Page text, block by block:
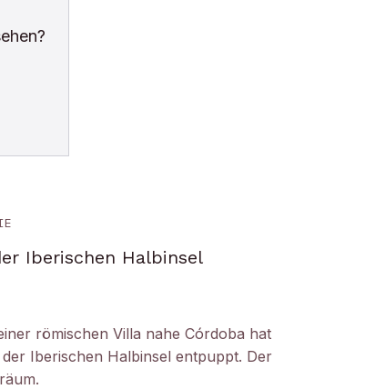
Iberischen Halbinsel
römischen Villa nahe Córdoba hat
Iberischen Halbinsel entpuppt. Der